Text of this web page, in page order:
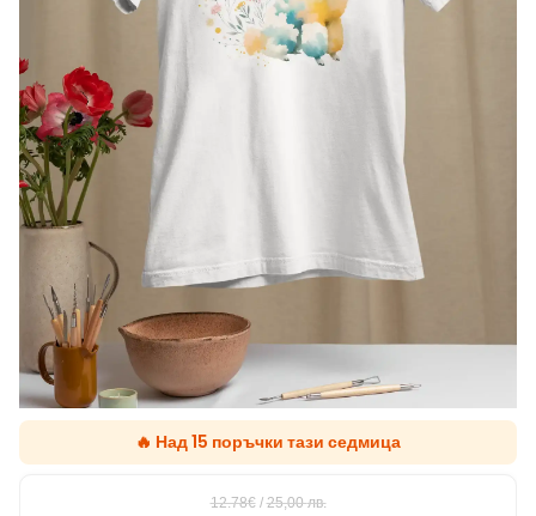
🔥 Над 15 поръчки тази седмица
12.78€ / 25,00лв.